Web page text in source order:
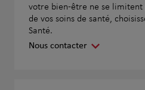
votre bien-être ne se limitent
de vos soins de santé,
Santé.
Nous contacter